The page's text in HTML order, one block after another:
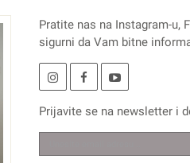
Pratite nas na Instagram-u,
sigurni da Vam bitne
Prijavite se na newsletteri